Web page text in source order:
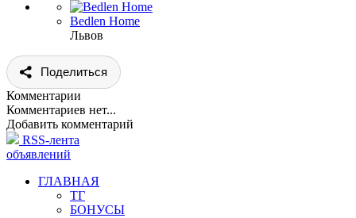
Bedlen Home
Львов
Поделиться
Комментарии
Комментариев нет...
Добавить комментарий
RSS-лента
объявлений
ГЛАВНАЯ
ТГ
БОНУСЫ